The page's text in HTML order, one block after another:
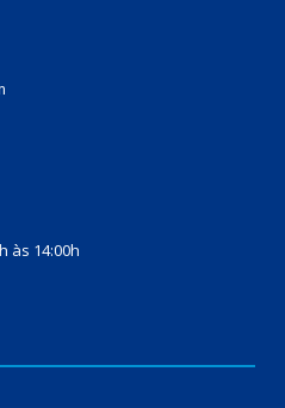
às 14:00h